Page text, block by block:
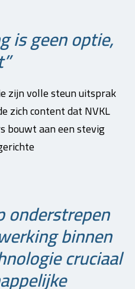
is geen optie,
zijn volle steun uitsprak
zich content dat NVKL
bouwt aan een stevig
onderstrepen
binnen
cruciaal